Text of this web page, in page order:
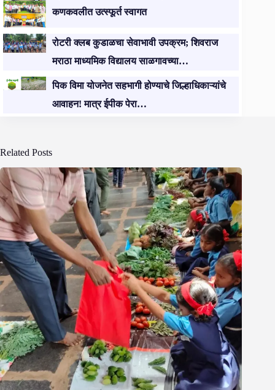
कणकवलीत उत्स्फूर्त स्वागत
रोटरी क्लब कुडाळचा सेवाभावी उपक्रम; शिवराज
मराठा माध्यमिक विद्यालय साळगावच्या…
पिक विमा योजनेत सहभागी होण्याचे जिल्हाधिकाऱ्यांचे
आवाहन! मात्र ईपीक पेरा…
Related Posts